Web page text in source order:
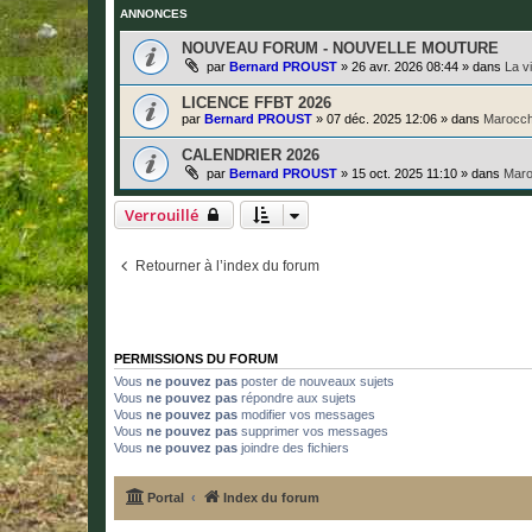
ANNONCES
NOUVEAU FORUM - NOUVELLE MOUTURE
par Bernard PROUST » 26 avr. 2026 08:44 » dans La
LICENCE FFBT 2026
par Bernard PROUST » 07 déc. 2025 12:06 » dans
CALENDRIER 2026
par Bernard PROUST » 15 oct. 2025 11:10 » dans
Verrouillé
Retourner à l’index du forum
PERMISSIONS DU FORUM
Vous ne pouvez pas poster de nouveaux sujets
Vous ne pouvez pas répondre aux sujets
Vous ne pouvez pas modifier vos messages
Vous ne pouvez pas supprimer vos messages
Vous ne pouvez pas joindre des fichiers
Portal Index du forum